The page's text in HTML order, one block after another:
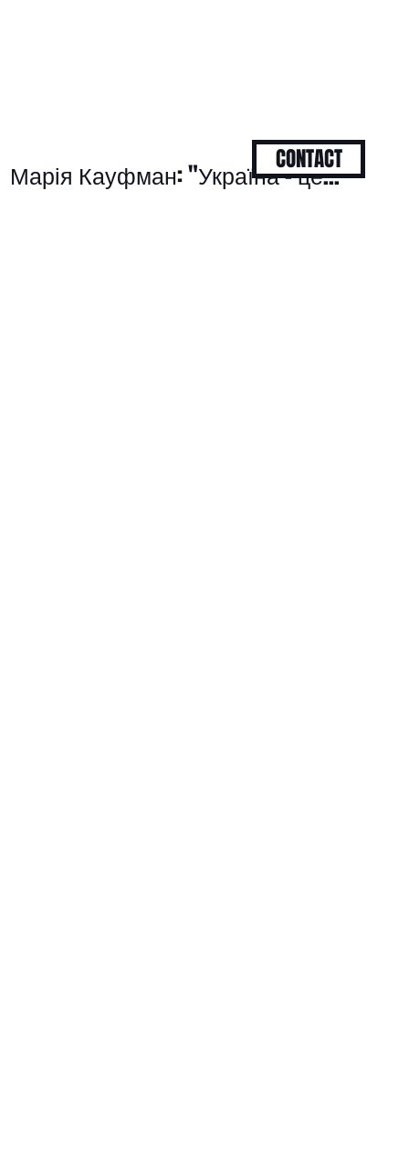
Марія Кауфман: "Україна - це..."
CONTACT